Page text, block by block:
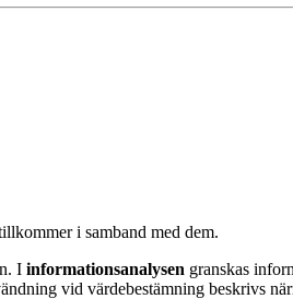
i samband med dem.
I informationsanalysen granskas
vid värdebestämning beskrivs